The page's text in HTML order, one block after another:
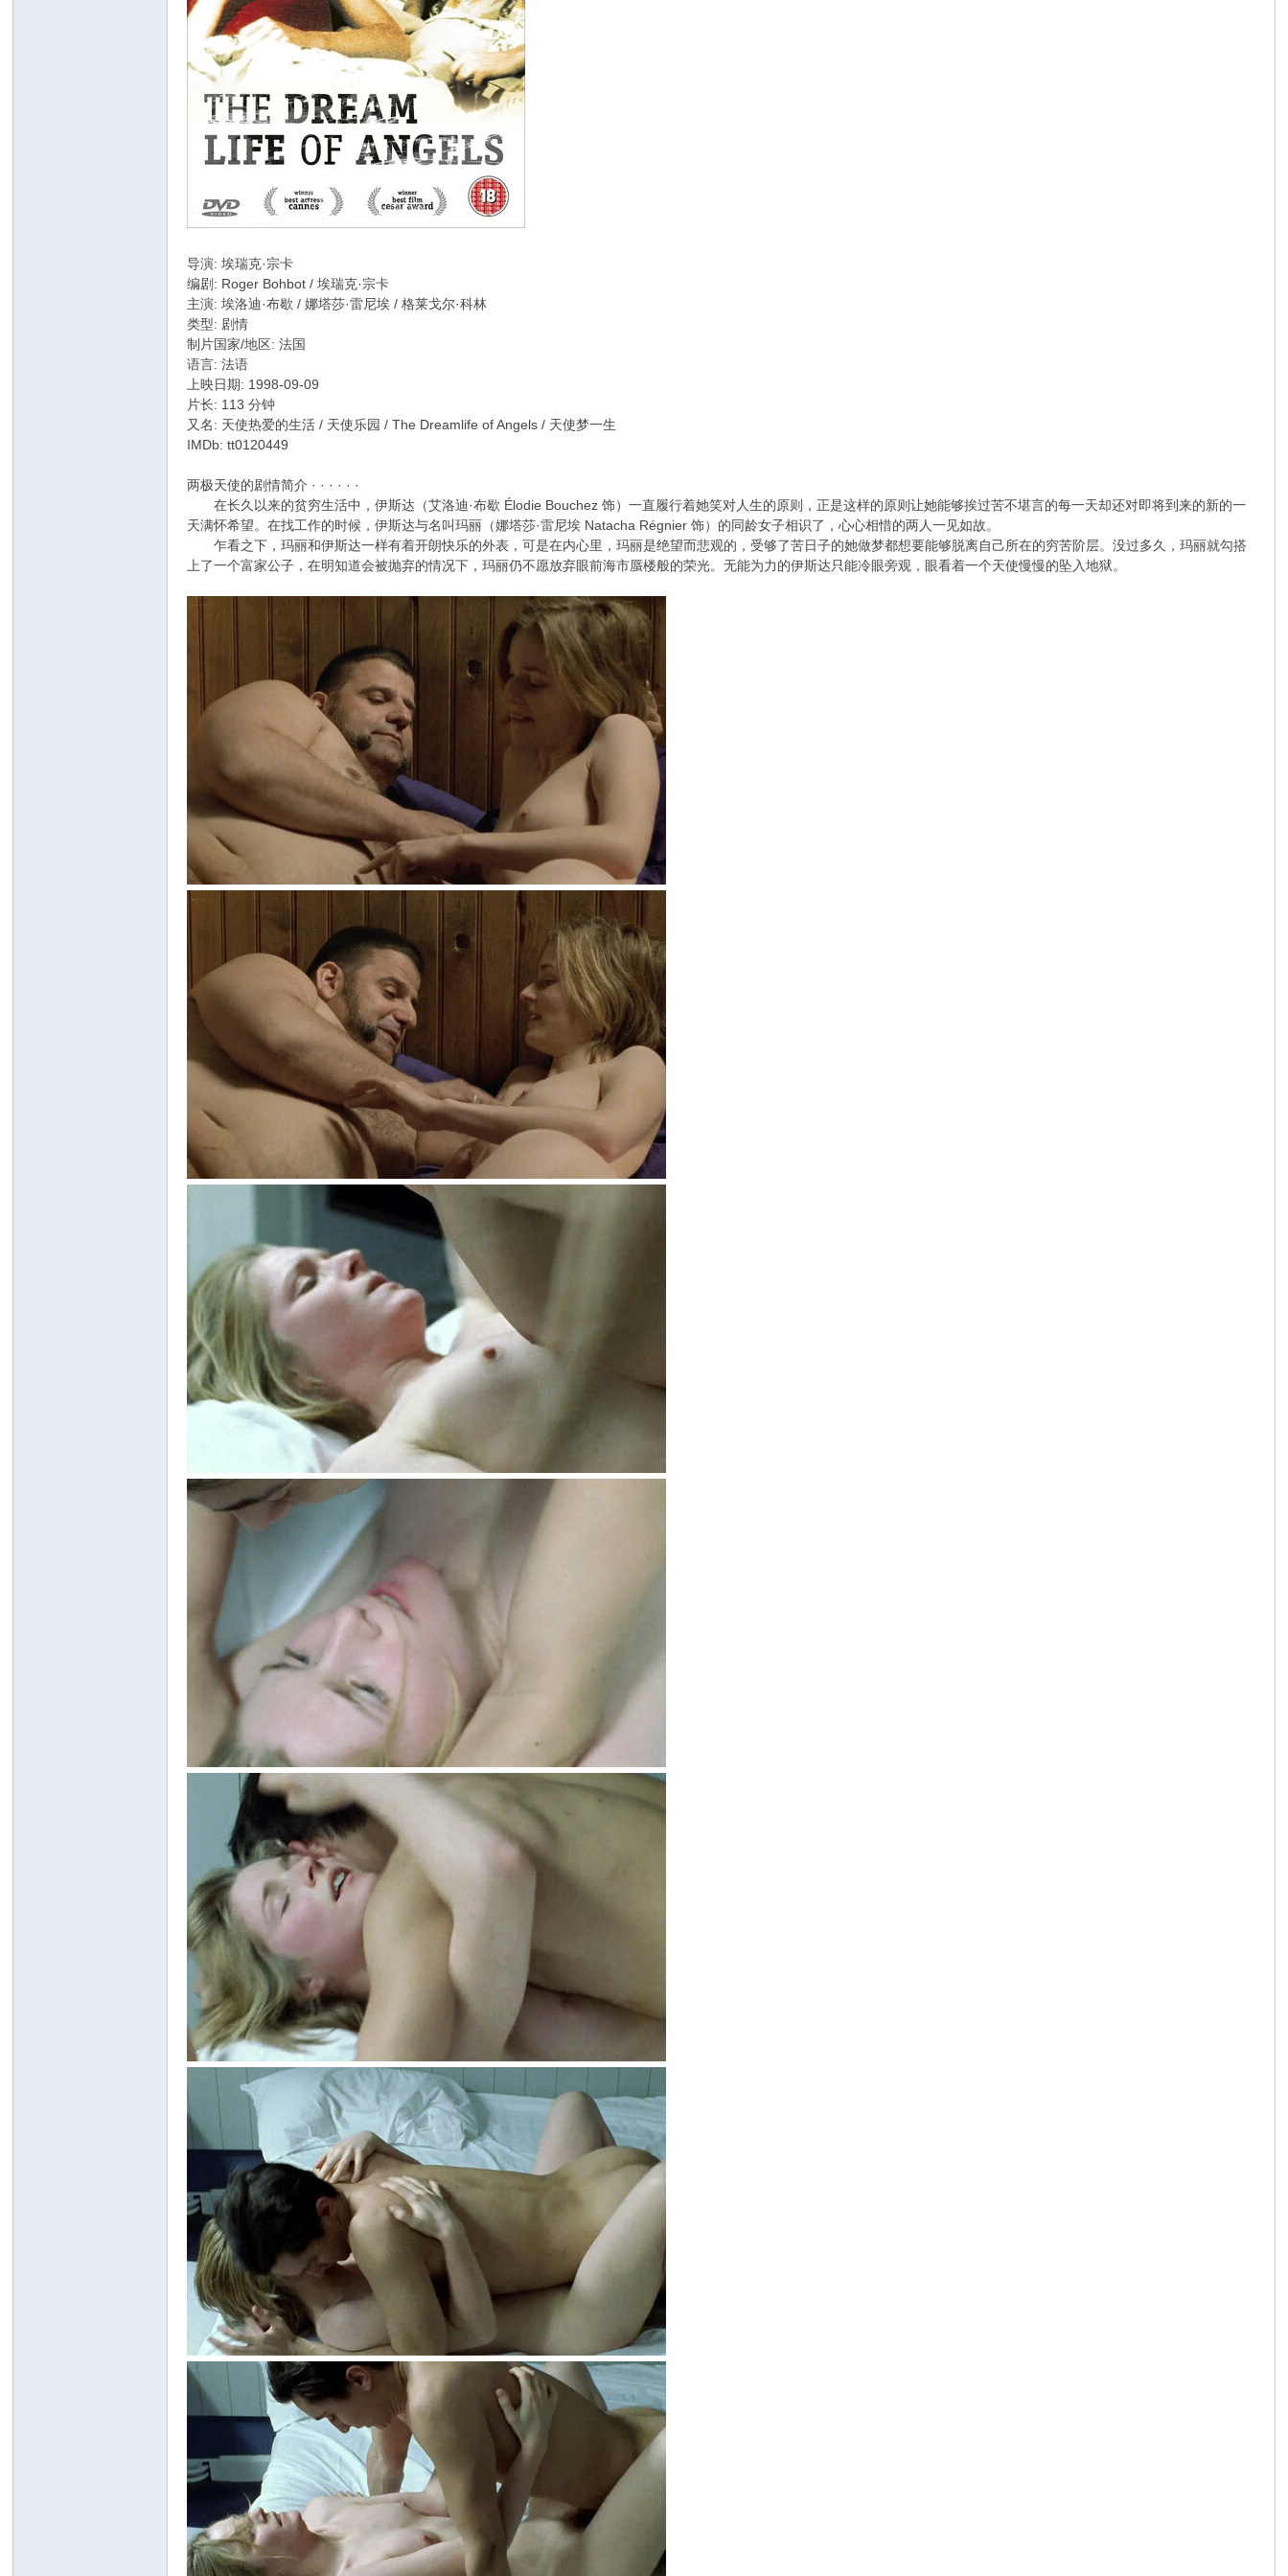
导演: 埃瑞克·宗卡
编剧: Roger Bohbot / 埃瑞克·宗卡
主演: 埃洛迪·布歇 / 娜塔莎·雷尼埃 / 格莱戈尔·科林
类型: 剧情
制片国家/地区: 法国
语言: 法语
上映日期: 1998-09-09
片长: 113 分钟
又名: 天使热爱的生活 / 天使乐园 / The Dreamlife of Angels / 天使梦一生
IMDb: tt0120449
两极天使的剧情简介 · · · · · ·
在长久以来的贫穷生活中，伊斯达（艾洛迪·布歇 Élodie Bouchez 饰）一直履行着她笑对人生的原则，正是这样的原则让她能够挨过苦不堪言的每一天却还对即将到来的新的一
天满怀希望。在找工作的时候，伊斯达与名叫玛丽（娜塔莎·雷尼埃 Natacha Régnier 饰）的同龄女子相识了，心心相惜的两人一见如故。
乍看之下，玛丽和伊斯达一样有着开朗快乐的外表，可是在内心里，玛丽是绝望而悲观的，受够了苦日子的她做梦都想要能够脱离自己所在的穷苦阶层。没过多久，玛丽就勾搭
上了一个富家公子，在明知道会被抛弃的情况下，玛丽仍不愿放弃眼前海市蜃楼般的荣光。无能为力的伊斯达只能冷眼旁观，眼看着一个天使慢慢的坠入地狱。